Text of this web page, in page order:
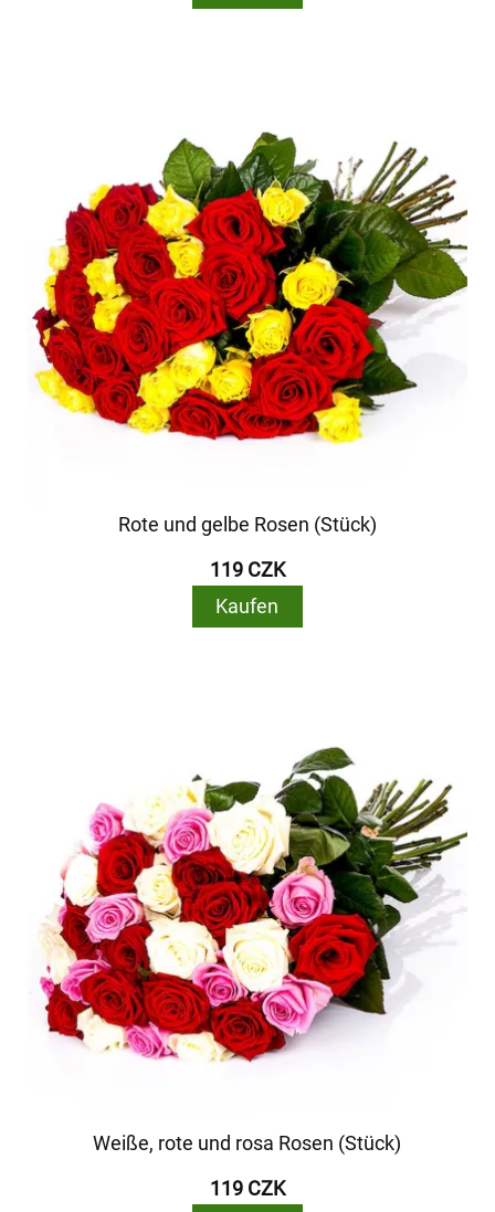
Rote und gelbe Rosen (Stück)
119 CZK
Kaufen
Weiße, rote und rosa Rosen (Stück)
119 CZK